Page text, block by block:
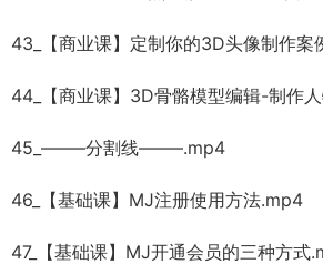
43_【商业课】定制你的3D头像制作案
44_【商业课】3D骨骼模型编辑-制作
45_——–分割线——–.mp4
46_【基础课】MJ注册使用方法.mp4
47_【基础课】MJ开通会员的三种方式